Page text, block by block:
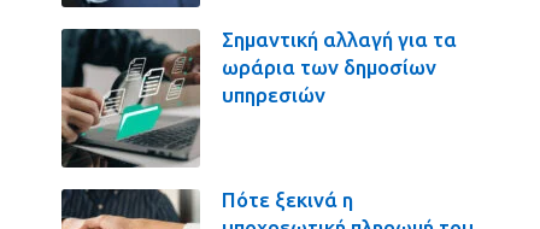
Σημαντική αλλαγή για τα
ωράρια των δημοσίων
υπηρεσιών
Πότε ξεκινά η